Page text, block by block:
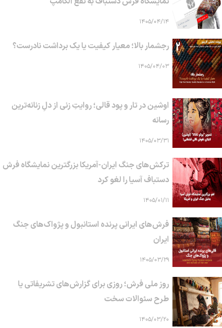
۱۴۰۵/۰۴/۱۴
رجشمار بالا؛ معیار کیفیت یا یک برداشت نادرست؟
۱۴۰۵/۰۴/۰۳
اوشین در تار و پود قالی؛ روایتِ زنی از دلِ زنانه‌ترین
رسانه
۱۴۰۵/۰۳/۳۱
ترکش‌های جنگ ایران-آمریکا بزرگترین نمایشگاه فرش
دستباف آسیا را لغو کرد
۱۴۰۵/۰۱/۱۱
فرش‌های ایرانی پرنده استانبول و پژواک‌های جنگ
ایران
۱۴۰۵/۰۳/۲۹
روز ملی فرش؛ روزی برای گزارش‌های تشریفاتی یا
طرح سئوالات سخت
۱۴۰۵/۰۳/۲۰